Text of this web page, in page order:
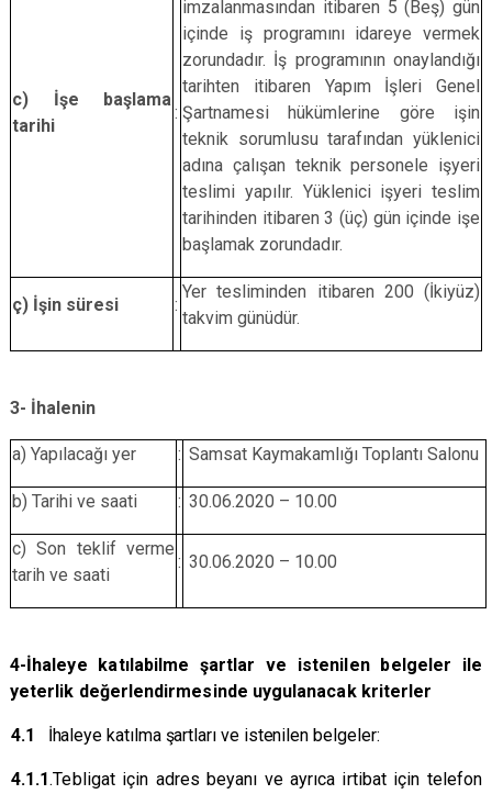
c) İşe başlama
tarihi
:
imzalanmasından itibaren 5 (Beş) gün
içinde iş programını idareye vermek
zorundadır. İş programının onaylandığı
tarihten itibaren Yapım İşleri Genel
Şartnamesi hükümlerine göre işin
teknik sorumlusu tarafından yüklenici
adına çalışan teknik personele işyeri
teslimi yapılır. Yüklenici işyeri teslim
tarihinden itibaren 3 (üç) gün içinde işe
başlamak zorundadır.
ç) İşin süresi :
Yer tesliminden itibaren 200 (İkiyüz)
takvim günüdür.
3- İhalenin
a) Yapılacağı yer : Samsat Kaymakamlığı Toplantı Salonu
b) Tarihi ve saati : 30.06.2020 – 10.00
c) Son teklif verme
tarih ve saati
: 30.06.2020 – 10.00
4-İhaleye katılabilme şartlar ve istenilen belgeler ile
yeterlik değerlendirmesinde uygulanacak kriterler
4.1 İhaleye katılma şartları ve istenilen belgeler:
4.1.1.Tebligat için adres beyanı ve ayrıca irtibat için telefon